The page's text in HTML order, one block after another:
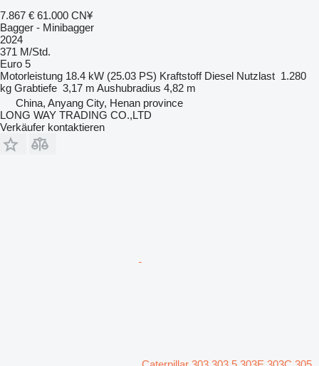
7.867 € 61.000 CN¥
Bagger - Minibagger
2024
371 M/Std.
Euro 5
Motorleistung 18.4 kW (25.03 PS) Kraftstoff Diesel Nutzlast 1.280
kg Grabtiefe 3,17 m Aushubradius 4,82 m
China, Anyang City, Henan province
LONG WAY TRADING CO.,LTD
Verkäufer kontaktieren